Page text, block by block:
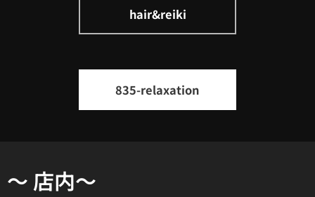
hair&reiki
835-relaxation
～ 店内～